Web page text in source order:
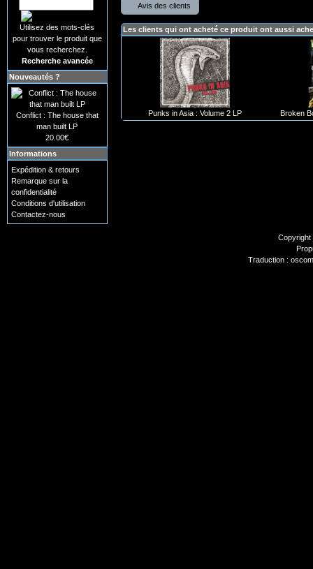
Avis des clients
Les clients qui ont acheté ce produit ont aussi
Punks in Asia : Volume 2 LP Broken
Utilisez des mots-clés
pour trouver le produit que
vous recherchez.
Recherche avancée
Nouveautés ?
Conflict : The house that
man built LP
20.00€
Informations
Expédition & retours
Remarque sur la
confidentialité
Conditions d'utilisation
Contactez-nous
Traduction :